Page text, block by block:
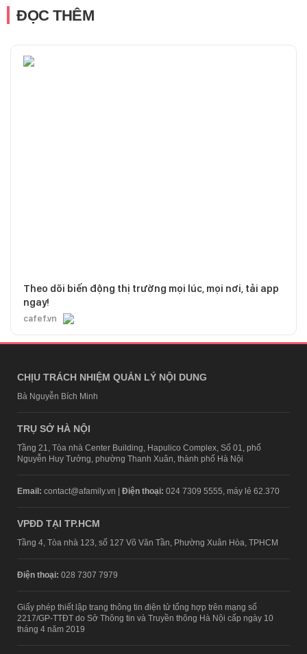
ĐỌC THÊM
Theo dõi biến động thị trường mọi lúc, mọi nơi, tải app
ngay!
cafef.vn
CHỊU TRÁCH NHIỆM QUẢN LÝ NỘI DUNG
Bà Nguyễn Bích Minh
TRỤ SỞ HÀ NỘI
Tầng 21, Tòa nhà Center Building, Hapulico Complex, Số 01, phố
Nguyễn Huy Tưởng, phường Thanh Xuân, thành phố Hà Nội
Email: contact@afamily.vn | Điện thoại: 024 7309 5555, máy lẻ 62.370
VPĐD TẠI TP.HCM
Tầng 4, Tòa nhà 123, số 127 Võ Văn Tần, Phường Xuân Hòa, TPHCM
Điện thoại: 028 7307 7979
Giấy phép thiết lập trang thông tin điện tử tổng hợp trên mạng số
2217/GP-TTĐT do Sở Thông tin và Truyền thông Hà Nội cấp ngày 10
tháng 4 năm 2019